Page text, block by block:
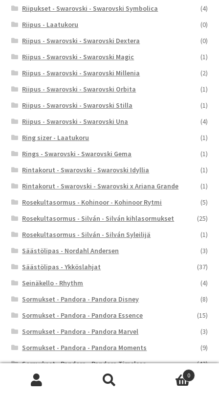
Riipukset - Swarovski - Swarovski Symbolica
(4)
Riipus - Laatukoru
(0)
Riipus - Swarovski - Swarovski Dextera
(0)
Riipus - Swarovski - Swarovski Magic
(1)
Riipus - Swarovski - Swarovski Millenia
(2)
Riipus - Swarovski - Swarovski Orbita
(1)
Riipus - Swarovski - Swarovski Stilla
(1)
Riipus - Swarovski - Swarovski Una
(4)
Ring sizer - Laatukoru
(1)
Rings - Swarovski - Swarovski Gema
(1)
Rintakorut - Swarovski - Swarovski Idyllia
(1)
Rintakorut - Swarovski - Swarovski x Ariana Grande
(1)
Rosekultasormus - Kohinoor - Kohinoor Rytmi
(5)
Rosekultasormus - Silván - Silván kihlasormukset
(25)
Rosekultasormus - Silván - Silván Syleilijä
(1)
Säästölipas - Nordahl Andersen
(3)
Säästölipas - Ykköslahjat
(37)
Seinäkello - Rhythm
(4)
Sormukset - Pandora - Pandora Disney
(8)
Sormukset - Pandora - Pandora Essence
(15)
Sormukset - Pandora - Pandora Marvel
(3)
Sormukset - Pandora - Pandora Moments
(9)
Sormukset - Pandora - Pandora Timeless
(42)
Sormukset - Swarovski - Swarovski Chroma
0